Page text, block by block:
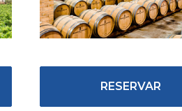
RESERVAR